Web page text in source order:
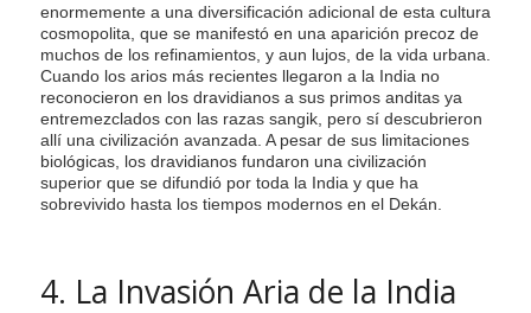
enormemente a una diversificación adicional de esta cultura
cosmopolita, que se manifestó en una aparición precoz de
muchos de los refinamientos, y aun lujos, de la vida urbana.
Cuando los arios más recientes llegaron a la India no
reconocieron en los dravidianos a sus primos anditas ya
entremezclados con las razas sangik, pero sí descubrieron
allí una civilización avanzada. A pesar de sus limitaciones
biológicas, los dravidianos fundaron una civilización
superior que se difundió por toda la India y que ha
sobrevivido hasta los tiempos modernos en el Dekán.
4. La Invasión Aria de la India